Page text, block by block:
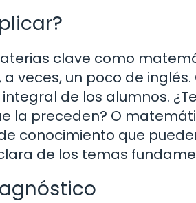
clave como
veces, un poco de
de los alumnos.
la preceden? O
conocimiento que
de los temas